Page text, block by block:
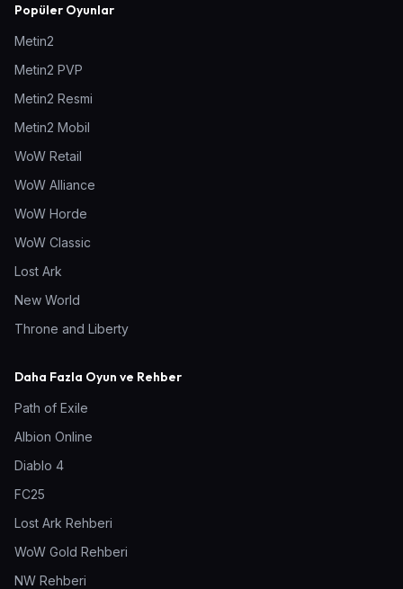
Popüler Oyunlar
Metin2
Metin2 PVP
Metin2 Resmi
Metin2 Mobil
WoW Retail
WoW Alliance
WoW Horde
WoW Classic
Lost Ark
New World
Throne and Liberty
Daha Fazla Oyun ve Rehber
Path of Exile
Albion Online
Diablo 4
FC25
Lost Ark Rehberi
WoW Gold Rehberi
NW Rehberi